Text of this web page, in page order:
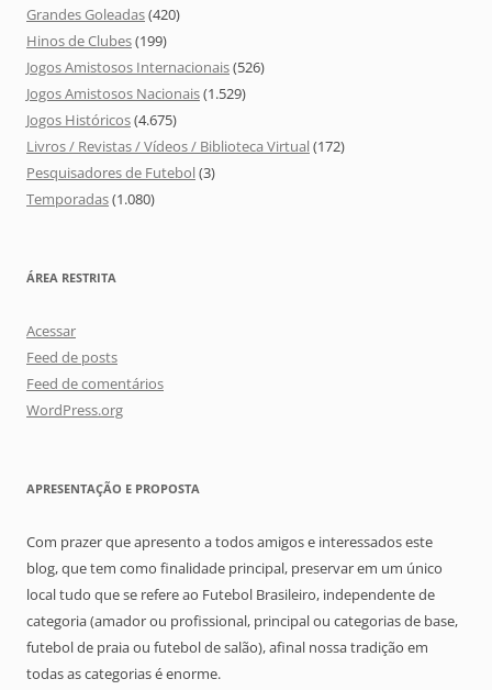
Grandes Goleadas(420)
Hinos de Clubes(199)
Jogos Amistosos Internacionais(526)
Jogos Amistosos Nacionais(1.529)
Jogos Históricos(4.675)
Livros / Revistas / Vídeos / Biblioteca Virtual(172)
Pesquisadores de Futebol(3)
Temporadas(1.080)
ÁREA RESTRITA
Acessar
Feed de posts
Feed de comentários
WordPress.org
APRESENTAÇÃO E PROPOSTA
Com prazer que apresento a todos amigos e interessados este
blog, que tem como finalidade principal, preservar em um único
local tudo que se refere ao Futebol Brasileiro, independente de
categoria (amador ou profissional, principal ou categorias de base,
futebol de praia ou futebol de salão), afinal nossa tradição em
todas as categorias é enorme.